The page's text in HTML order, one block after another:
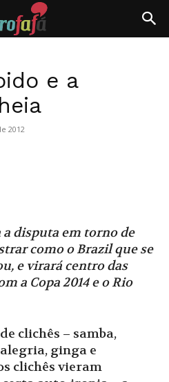
e a
2012
disputa em torno de
como o Brazil que se
e virará centro das
a Copa 2014 e o Rio
clichês – samba,
ginga e
clichês vieram